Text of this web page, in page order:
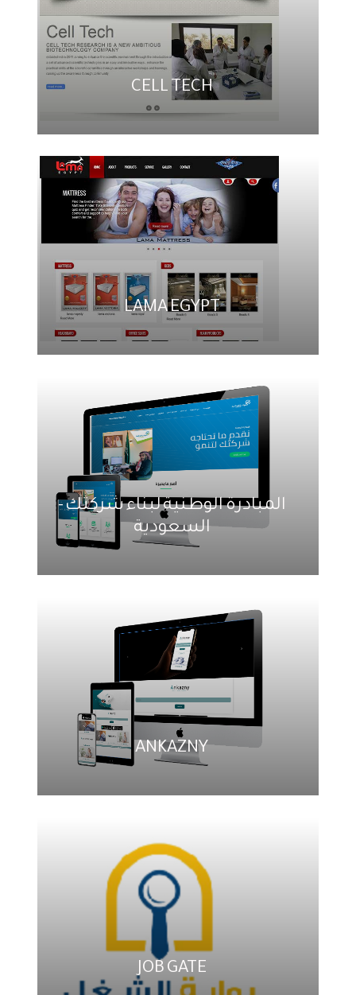
CELL TECH
LAMA EGYPT
المبادرة الوطنية لبناء شركتك -
السعودية
ANKAZNY
JOB GATE